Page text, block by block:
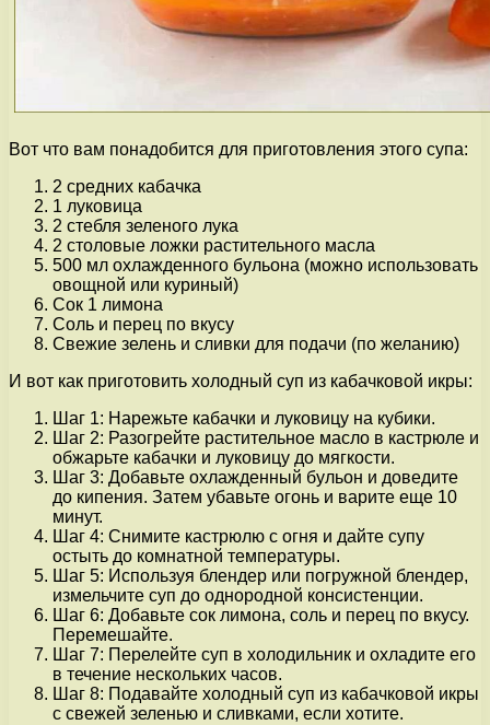
Вот что вам понадобится для приготовления этого супа:
2 средних кабачка
1 луковица
2 стебля зеленого лука
2 столовые ложки растительного масла
500 мл охлажденного бульона (можно использовать
овощной или куриный)
Сок 1 лимона
Соль и перец по вкусу
Свежие зелень и сливки для подачи (по желанию)
И вот как приготовить холодный суп из кабачковой икры:
Шаг 1: Нарежьте кабачки и луковицу на кубики.
Шаг 2: Разогрейте растительное масло в кастрюле и
обжарьте кабачки и луковицу до мягкости.
Шаг 3: Добавьте охлажденный бульон и доведите
до кипения. Затем убавьте огонь и варите еще 10
минут.
Шаг 4: Снимите кастрюлю с огня и дайте супу
остыть до комнатной температуры.
Шаг 5: Используя блендер или погружной блендер,
измельчите суп до однородной консистенции.
Шаг 6: Добавьте сок лимона, соль и перец по вкусу.
Перемешайте.
Шаг 7: Перелейте суп в холодильник и охладите его
в течение нескольких часов.
Шаг 8: Подавайте холодный суп из кабачковой икры
с свежей зеленью и сливками, если хотите.